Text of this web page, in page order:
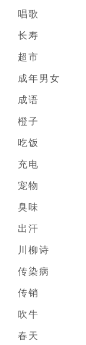
唱歌
长寿
超市
成年男女
成语
橙子
吃饭
充电
宠物
臭味
出汗
川柳诗
传染病
传销
吹牛
春天